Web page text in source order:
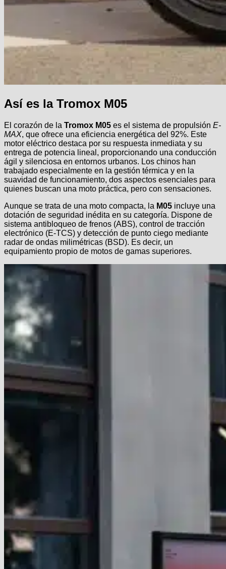
Así es la Tromox M05
El corazón de la Tromox M05 es el sistema de propulsión E-
MAX, que ofrece una eficiencia energética del 92%. Este
motor eléctrico destaca por su respuesta inmediata y su
entrega de potencia lineal, proporcionando una conducción
ágil y silenciosa en entornos urbanos. Los chinos han
trabajado especialmente en la gestión térmica y en la
suavidad de funcionamiento, dos aspectos esenciales para
quienes buscan una moto práctica, pero con sensaciones.
Aunque se trata de una moto compacta, la M05 incluye una
dotación de seguridad inédita en su categoría. Dispone de
sistema antibloqueo de frenos (ABS), control de tracción
electrónico (E-TCS) y detección de punto ciego mediante
radar de ondas milimétricas (BSD). Es decir, un
equipamiento propio de motos de gamas superiores.